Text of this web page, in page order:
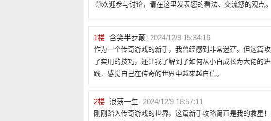
◎欢迎参与讨论，请在这里发表您的看法、交流您的观点。
1楼 含笑半步颠 2024/12/9 15:34:16
作为一个传奇游戏的新手，我曾经感到非常迷茫。但这篇
了实用的技巧，还让我了解到了如何从小白成长为大佬的
践，感觉自己在传奇的世界中越来越自信。
2楼 浪荡一生 2024/12/9 18:57:11
刚刚踏入传奇游戏的世界，这篇新手攻略简直是我的救星